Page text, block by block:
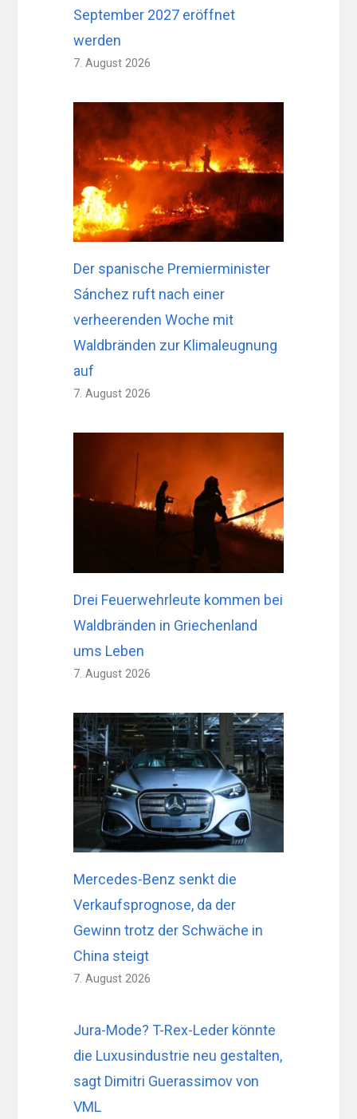
September 2027 eröffnet
werden
7. August 2026
Der spanische Premierminister
Sánchez ruft nach einer
verheerenden Woche mit
Waldbränden zur Klimaleugnung
auf
7. August 2026
Drei Feuerwehrleute kommen bei
Waldbränden in Griechenland
ums Leben
7. August 2026
Mercedes-Benz senkt die
Verkaufsprognose, da der
Gewinn trotz der Schwäche in
China steigt
7. August 2026
Jura-Mode? T-Rex-Leder könnte
die Luxusindustrie neu gestalten,
sagt Dimitri Guerassimov von
VML